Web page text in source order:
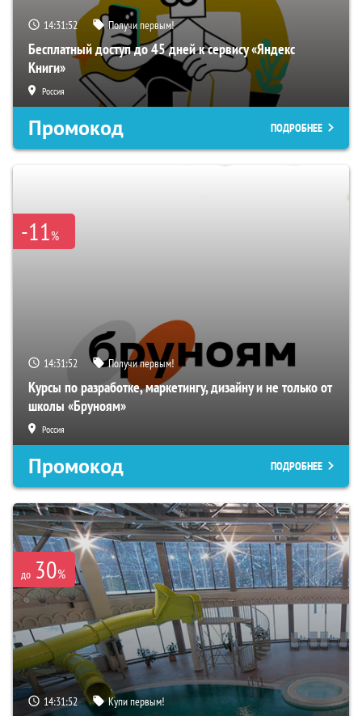
14:31:51 Получи первым!
Бесплатный доступ до 45 дней к сервису «Яндекс
Книги»
Россия
Промокод ПОДРОБНЕЕ
-11%
14:31:51 Получи первым!
Курсы по разработке, маркетингу, дизайну и не только от
школы «Бруноям»
Россия
Промокод ПОДРОБНЕЕ
до 30%
14:31:51 Купи первым!